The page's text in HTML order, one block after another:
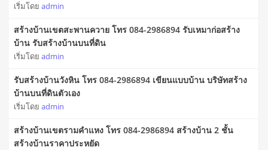
เริ่มโดย admin
สร้างบ้านเขตสะพานควาย โทร 084-2986894 รับเหมาก่อสร้าง
บ้าน รับสร้างบ้านบนที่ดิน
เริ่มโดย admin
รับสร้างบ้านวังหิน โทร 084-2986894 เขียนแบบบ้าน บริษัทสร้าง
บ้านบนที่ดินตัวเอง
เริ่มโดย admin
สร้างบ้านเขตรามคำแหง โทร 084-2986894 สร้างบ้าน 2 ชั้น
สร้างบ้านราคาประหยัด